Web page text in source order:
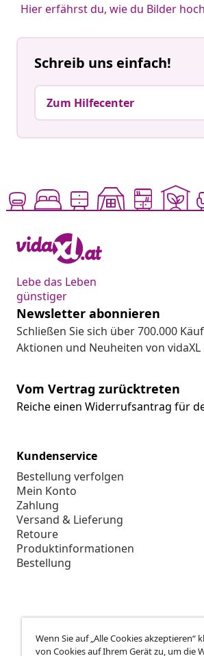
Hier erfährst du, wie du Bilder
Schreib uns einfach!
Zum Hilfecenter
Lebe das Leben
günstiger
Newsletter abonnieren
Schließen Sie sich über 700.000
Aktionen und Neuheiten von
Vom Vertrag zurücktreten
Reiche einen Widerrufsantrag für
Kundenservice
Bestellung verfolgen
Mein Konto
Zahlung
Versand & Lieferung
Retoure
Produktinformationen
Bestellung
Wenn Sie auf „Alle Cookies akzeptieren“
von Cookies auf Ihrem Gerät zu, um die